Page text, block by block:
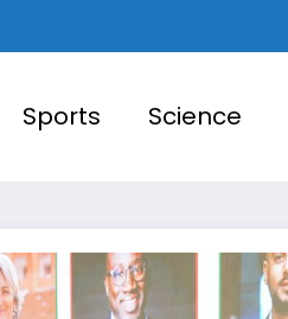
Sports Science